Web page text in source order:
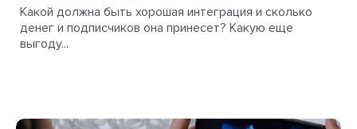
Какой должна быть хорошая интеграция и сколько
денег и подписчиков она принесет? Какую еще
выгоду...